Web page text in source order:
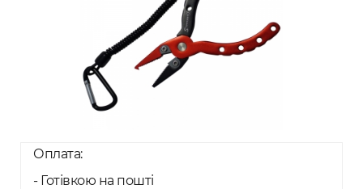
Оплата:
- Готівкою на пошті